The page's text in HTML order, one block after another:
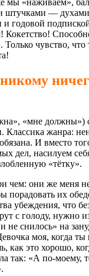
мы «наживаем»,
штучками — духами
и годовой
Только чувство,
«мне должны»)
Классика жанра:
И вместо
дел, насилуем
«тётку».
чем: они же меня
порадовать их
убеждения, что
с голоду, нужно
снилось» на
моя, когда ты
это хорошо,
так: «А по-моему,